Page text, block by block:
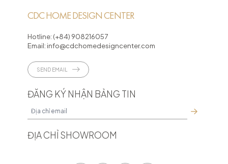
CDC HOME DESIGN CENTER
Hotline: (+84) 908216057
Email: info@cdchomedesigncenter.com
SEND EMAIL
ĐĂNG KÝ NHẬN BẢNG TIN
ĐỊA CHỈ SHOWROOM